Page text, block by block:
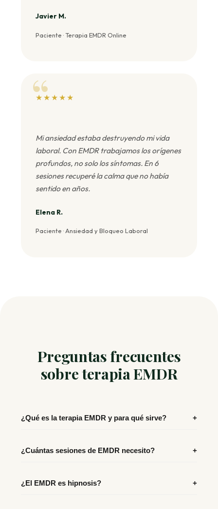
Javier M.
Paciente · Terapia EMDR Online
★★★★★
Mi ansiedad estaba destruyendo mi vida
laboral. Con EMDR trabajamos los orígenes
profundos, no solo los síntomas. En 6
sesiones recuperé la calma que no había
sentido en años.
Elena R.
Paciente · Ansiedad y Bloqueo Laboral
Preguntas frecuentes
sobre terapia EMDR
¿Qué es la terapia EMDR y para qué sirve? +
¿Cuántas sesiones de EMDR necesito? +
¿El EMDR es hipnosis? +